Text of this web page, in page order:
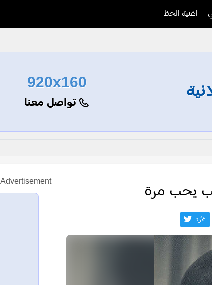
اغنية الحظ
920x160
تواصل معنا
يحب مرة
غـّرد
Advertisement